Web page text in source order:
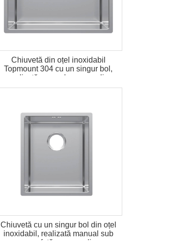
Chiuvetă din oțel inoxidabil
Topmount 304 cu un singur bol,
realizată manual, cu preaplin
Chiuvetă cu un singur bol din oțel
inoxidabil, realizată manual sub
suprafață, cu preaplin